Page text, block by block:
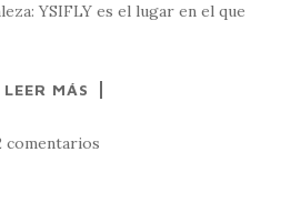
YSIFLY es el lugar en el que
LEER MÁS
comentarios